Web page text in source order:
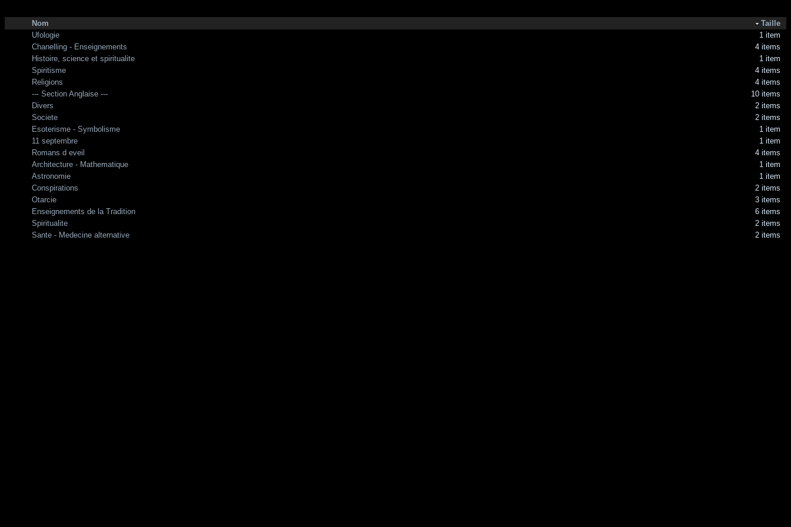
Nom
Taille
Ufologie
1 item
Chanelling - Enseignements
4 items
Histoire, science et spiritualite
1 item
Spiritisme
4 items
Religions
4 items
--- Section Anglaise ---
10 items
Divers
2 items
Societe
2 items
Esoterisme - Symbolisme
1 item
11 septembre
1 item
Romans d eveil
4 items
Architecture - Mathematique
1 item
Astronomie
1 item
Conspirations
2 items
Otarcie
3 items
Enseignements de la Tradition
6 items
Spiritualite
2 items
Sante - Medecine alternative
2 items